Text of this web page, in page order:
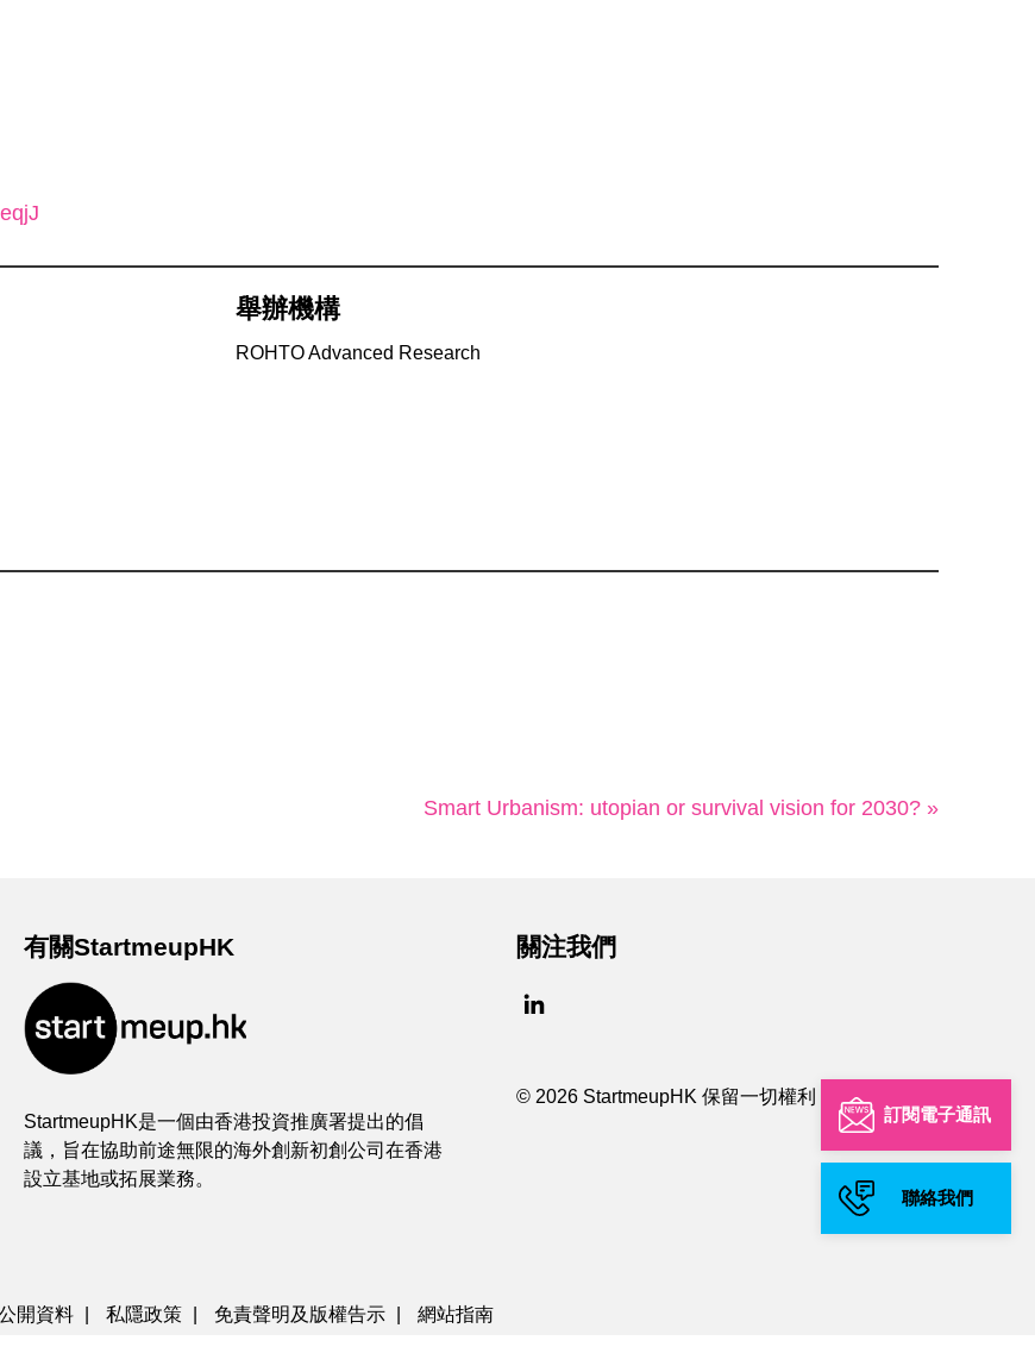
訂閱電子通訊
聯絡我們
舉辦機構
ROHTO Advanced Research
Smart Urbanism: utopian or survival vision for 2030? »
有關StartmeupHK
StartmeupHK是一個由香港投資推廣署提出的倡
議，旨在協助前途無限的海外創新初創公司在香港
設立基地或拓展業務。
關注我們
© 2026 StartmeupHK 保留一切權利
開資料 | 私隱政策 | 免責聲明及版權告示 | 網站指南